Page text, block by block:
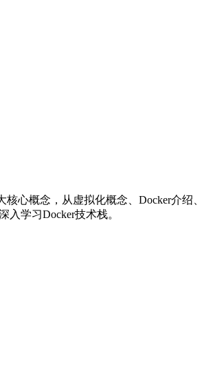
心概念，从虚拟化概念、Docker介
入学习Docker技术栈。